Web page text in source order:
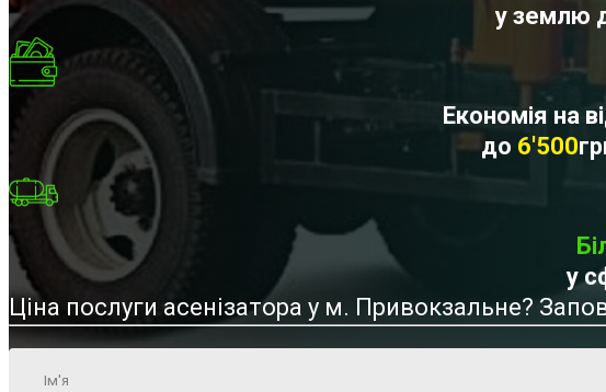
у землю
Економія на
до 6'500
у
Ціна послуги асенізатора у м. Привокзальне?